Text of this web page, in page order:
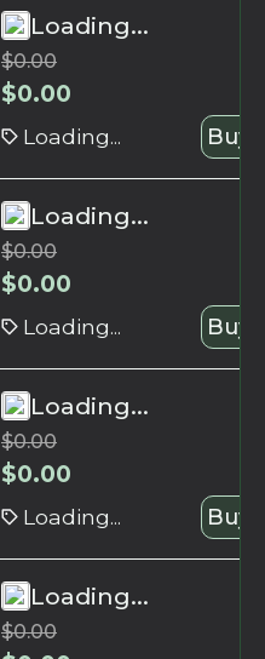
Loading...
$0.00
$0.00
Loading... Buy
Loading...
$0.00
$0.00
Loading... Buy
Loading...
$0.00
$0.00
Loading... Buy
Loading...
$0.00